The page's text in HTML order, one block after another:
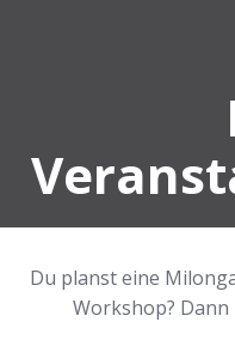
Du planst eine
Workshop?